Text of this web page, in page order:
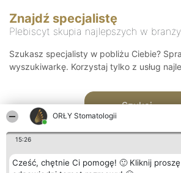
ORŁY Stomatologii
15:26
Cześć, chętnie Ci pomogę! 🙂 Kliknij
Znajdź specjalistę
Plebiscyt skupia najlepszych w branży
Szukasz specjalisty w pobliżu Ciebie?
wyszukiwarkę. Korzystaj tylko z usług
Szukaj